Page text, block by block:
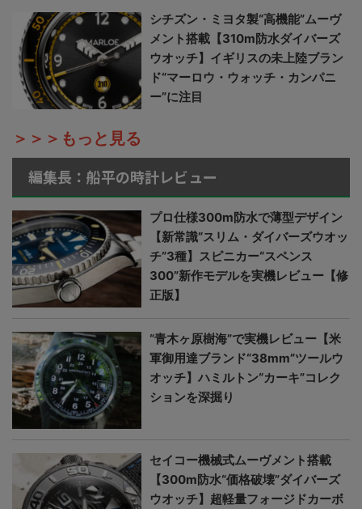
シチズン・ミヨタ製“高機能”ムーヴ
メント搭載【310m防水ダイバーズ
ウオッチ】イギリスの未上陸ブラン
ド“マーロウ・ウォッチ・カンパニ
ー”に注目
＞＞＞もっと見る
編集長：船平の時計レビュー
プロ仕様300m防水で薄型デザイン
【新常識“スリム・ダイバーズウオッ
チ”3種】スピニカー“スペンス
300”新作モデルを実機レビュー【修
正版】
“青木ヶ原樹海”で実機レビュー【米
軍御用達ブランド“38mm”ツールウ
オッチ】ハミルトン“カーキ”コレク
ションを深掘り
セイコー機械式ムーヴメント搭載
【300m防水“価格破壊”ダイバーズ
ウオッチ】超軽量フォージドカーボ